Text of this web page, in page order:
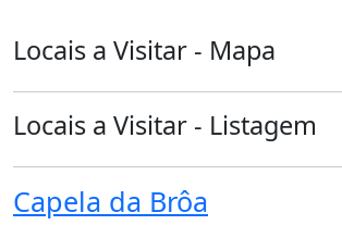
Locais a Visitar - Mapa
Locais a Visitar - Listagem
Capela da Brôa